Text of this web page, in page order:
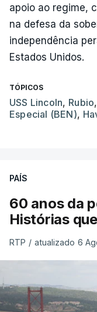
apoio ao regime,
na defesa da
independência
Estados Unidos.
TÓPICOS
USS Lincoln, Rubio,
Especial (BEN),
PAÍS
60 anos da
Histórias
RTP / atualizado 6